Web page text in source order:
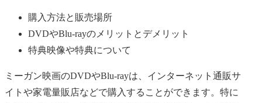
購入方法と販売場所
DVDやBlu-rayのメリットとデメリット
特典映像や特典について
ミーガン映画のDVDやBlu-rayは、インターネット通販サ
イトや家電量販店などで購入することができます。特に